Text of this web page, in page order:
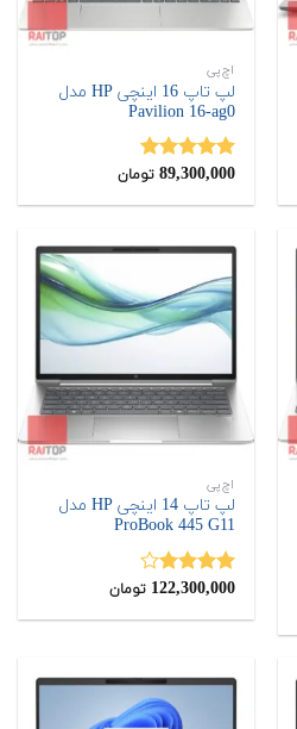
اچ‌پی
لپ تاپ 16 اینچی HP مدل
Pavilion 16-ag0
نمره5.00
89,300,000 تومان
اچ‌پی
لپ تاپ 14 اینچی HP مدل
ProBook 445 G11
نمره
122,300,000 تومان